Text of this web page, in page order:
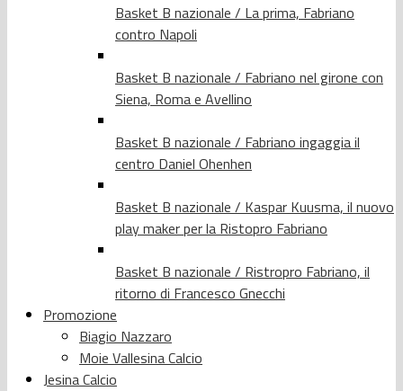
Basket B nazionale / La prima, Fabriano
contro Napoli
Basket B nazionale / Fabriano nel girone con
Siena, Roma e Avellino
Basket B nazionale / Fabriano ingaggia il
centro Daniel Ohenhen
Basket B nazionale / Kaspar Kuusma, il nuovo
play maker per la Ristopro Fabriano
Basket B nazionale / Ristropro Fabriano, il
ritorno di Francesco Gnecchi
Promozione
Biagio Nazzaro
Moie Vallesina Calcio
Jesina Calcio